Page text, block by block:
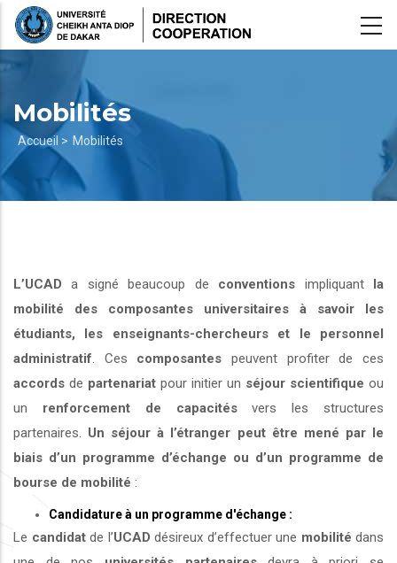
Aller
Mobilités
Fil
d'Ariane
Accueil > Mobilités
L’UCAD a signé beaucoup de conventions impliquant la
mobilité des composantes universitaires à savoir les
étudiants, les enseignants-chercheurs et le personnel
administratif . Ces composantes peuvent profiter de ces
accords de partenariat pour initier un séjour scientifique ou
un renforcement de capacitésvers les structures
partenaires. Un séjour à l’étranger peut être mené par le
biais d’un programme d’échange ou d’un programme de
bourse de mobilité :
Candidature à un programme d'échange :
Le candidatde l’UCAD désireux d’effectuer une mobilité dans